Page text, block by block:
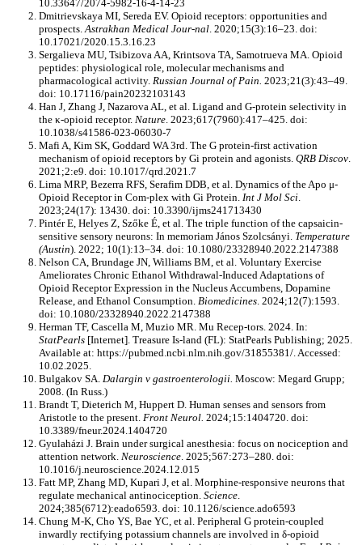
10.33647/2074-5982-16-4-14-23
Dmitrievskaya MI, Sereda EV. Opioid receptors: opportunities and
prospects.Astrakhan Medical Jour-nal. 2020;15(3):16–23. doi:
10.17021/2020.15.3.16.23
Sergalieva MU, Tsibizova AA, Krintsova TA, Samotrueva MA. Opioid
peptides: physiological role, molecular mechanisms and
pharmacological activity. Russian Journal of Pain. 2023;21(3):43–49.
doi: 10.17116/pain20232103143
Han J, Zhang J, Nazarova AL, et al. Ligand and G-protein selectivity in
the κ-opioid receptor. Nature. 2023;617(7960):417–425. doi:
10.1038/s41586-023-06030-7
Mafi A, Kim SK, Goddard WA 3rd. The G protein-first activation
mechanism of opioid receptors by Gi protein and agonists. QRB Discov.
2021;2:e9. doi: 10.1017/qrd.2021.7
Lima MRP, Bezerra RFS, Serafim DDB, et al. Dynamics of the Apo μ-
Opioid Receptor in Com-plex with Gi Protein. Int J Mol Sci.
2023;24(17): 13430. doi: 10.3390/ijms241713430
Pintér E, Helyes Z, Szőke É, et al. The triple function of the capsaicin-
sensitive sensory neurons: In memoriam János Szolcsányi. Temperature
(Austin). 2022; 10(1):13–34. doi: 10.1080/23328940.2022.2147388
Nelson CA, Brundage JN, Williams BM, et al. Voluntary Exercise
Ameliorates Chronic Ethanol Withdrawal-Induced Adaptations of
Opioid Receptor Expression in the Nucleus Accumbens, Dopamine
Release, and Ethanol Consumption. Biomedicines. 2024;12(7):1593.
doi: 10.1080/23328940.2022.2147388
Herman TF, Cascella M, Muzio MR. Mu Recep-tors. 2024. In:
StatPearls [Internet]. Treasure Is-land (FL): StatPearls Publishing; 2025.
Available at: https://pubmed.ncbi.nlm.nih.gov/31855381/. Accessed:
10.02.2025.
Bulgakov SA. Dalargin v gastroenterologii. Moscow: Megard Grupp;
2008. (In Russ.)
Brandt T, Dieterich M, Huppert D. Human senses and sensors from
Aristotle to the present. Front Neurol. 2024;15:1404720. doi:
10.3389/fneur.2024.1404720
Gyulaházi J. Brain under surgical anesthesia: focus on nociception and
attention network. Neuroscience. 2025;567:273–280. doi:
10.1016/j.neuroscience.2024.12.015
Fatt MP, Zhang MD, Kupari J, et al. Morphine-responsive neurons that
regulate mechanical antinociception. Science.
2024;385(6712):eado6593. doi: 10.1126/science.ado6593
Chung M-K, Cho YS, Bae YC, et al. Peripheral G protein-coupled
inwardly rectifying potassium channels are involved in δ-opioid